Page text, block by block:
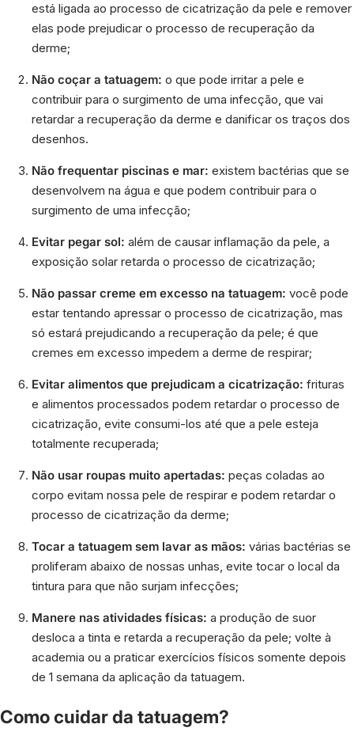
está ligada ao processo de cicatrização da pele e remover
elas pode prejudicar o processo de recuperação da
derme;
Não coçar a tatuagem: o que pode irritar a pele e
contribuir para o surgimento de uma infecção, que vai
retardar a recuperação da derme e danificar os traços dos
desenhos.
Não frequentar piscinas e mar: existem bactérias que se
desenvolvem na água e que podem contribuir para o
surgimento de uma infecção;
Evitar pegar sol: além de causar inflamação da pele, a
exposição solar retarda o processo de cicatrização;
Não passar creme em excesso na tatuagem: você pode
estar tentando apressar o processo de cicatrização, mas
só estará prejudicando a recuperação da pele; é que
cremes em excesso impedem a derme de respirar;
Evitar alimentos que prejudicam a cicatrização: frituras
e alimentos processados podem retardar o processo de
cicatrização, evite consumi-los até que a pele esteja
totalmente recuperada;
Não usar roupas muito apertadas: peças coladas ao
corpo evitam nossa pele de respirar e podem retardar o
processo de cicatrização da derme;
Tocar a tatuagem sem lavar as mãos: várias bactérias se
proliferam abaixo de nossas unhas, evite tocar o local da
tintura para que não surjam infecções;
Manere nas atividades físicas: a produção de suor
desloca a tinta e retarda a recuperação da pele; volte à
academia ou a praticar exercícios físicos somente depois
de 1 semana da aplicação da tatuagem.
Como cuidar da tatuagem?